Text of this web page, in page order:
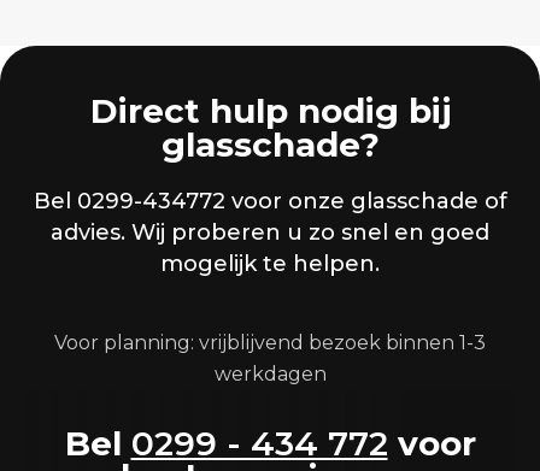
Direct hulp nodig bij
glasschade?
Bel 0299-434772 voor onze glasschade of
advies. Wij proberen u zo snel en goed
mogelijk te helpen.
Voor planning: vrijblijvend bezoek binnen 1-3
werkdagen
Bel 0299 - 434 772 voor